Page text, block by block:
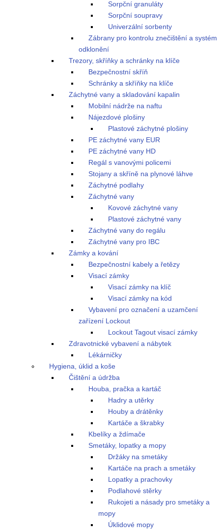
Sorpční granuláty
Sorpční soupravy
Univerzální sorbenty
Zábrany pro kontrolu znečištění a systém
odklonění
Trezory, skříňky a schránky na klíče
Bezpečnostní skříň
Schránky a skříňky na klíče
Záchytné vany a skladování kapalin
Mobilní nádrže na naftu
Nájezdové plošiny
Plastové záchytné plošiny
PE záchytné vany EUR
PE záchytné vany HD
Regál s vanovými policemi
Stojany a skříně na plynové láhve
Záchytné podlahy
Záchytné vany
Kovové záchytné vany
Plastové záchytné vany
Záchytné vany do regálu
Záchytné vany pro IBC
Zámky a kování
Bezpečnostní kabely a řetězy
Visací zámky
Visací zámky na klíč
Visací zámky na kód
Vybavení pro označení a uzamčení
zařízení Lockout
Lockout Tagout visací zámky
Zdravotnické vybavení a nábytek
Lékárničky
Hygiena, úklid a koše
Čištění a údržba
Houba, pračka a kartáč
Hadry a utěrky
Houby a drátěnky
Kartáče a škrabky
Kbelíky a ždímače
Smetáky, lopatky a mopy
Držáky na smetáky
Kartáče na prach a smetáky
Lopatky a prachovky
Podlahové stěrky
Rukojeti a násady pro smetáky a
mopy
Úklidové mopy